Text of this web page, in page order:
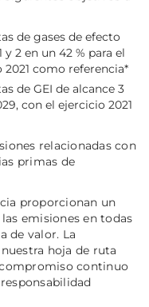
de gases de efecto
y 2 en un 42 % para el
como referencia*
de GEI de alcance 3
con el ejercicio 2021
relacionadas con
primas de
proporcionan un
emisiones en todas
de valor. La
hoja de ruta
continuo